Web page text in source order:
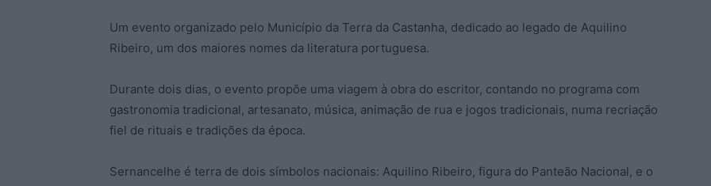
Um evento organizado pelo Município da Terra da Castanha, dedicado ao legado de Aquilino
Ribeiro, um dos maiores nomes da literatura portuguesa.
Durante dois dias, o evento propõe uma viagem à obra do escritor, contando no programa com
gastronomia tradicional, artesanato, música, animação de rua e jogos tradicionais, numa recriação
fiel de rituais e tradições da época.
Sernancelhe é terra de dois símbolos nacionais: Aquilino Ribeiro, figura do Panteão Nacional, e o